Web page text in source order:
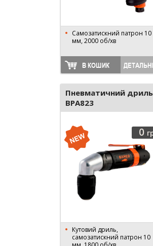
Самозатискний патрон 10
мм, 2000 об/хв
В КОШИК
Пневматичний дриль
BPA823
0
Кутовий дриль,
самозатискний патрон 10